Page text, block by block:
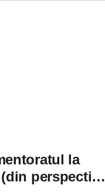
la
perspectiva